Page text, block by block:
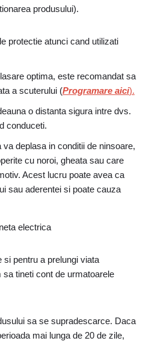
produsului).
protectie atunci cand utilizati
optima, este recomandat sa
a scuterului (Programare aici).
o distanta sigura intre dvs.
conduceti.
deplasa in conditii de ninsoare,
cu noroi, gheata sau care
Acest lucru poate avea ca
sau aderentei si poate cauza
electrica
si pentru a prelungi viata
tineti cont de urmatoarele
sa se supradescarce. Daca
mai lunga de 20 de zile,